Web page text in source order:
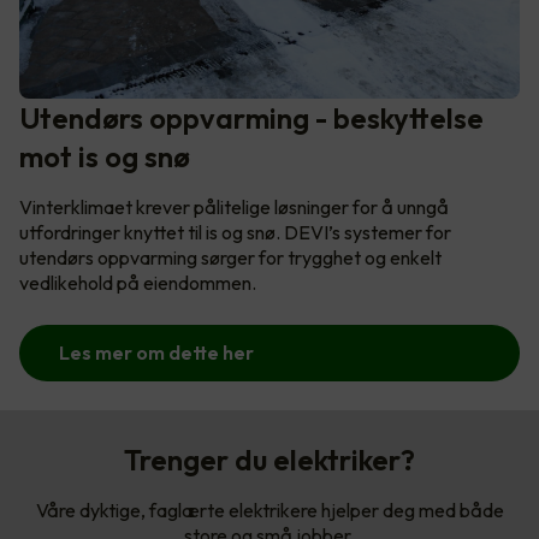
Utendørs oppvarming - beskyttelse
mot is og snø
Vinterklimaet krever pålitelige løsninger for å unngå
utfordringer knyttet til is og snø. DEVI’s systemer for
utendørs oppvarming sørger for trygghet og enkelt
vedlikehold på eiendommen.
Les mer om dette her
Trenger du elektriker?
Våre dyktige, faglærte elektrikere hjelper deg med både